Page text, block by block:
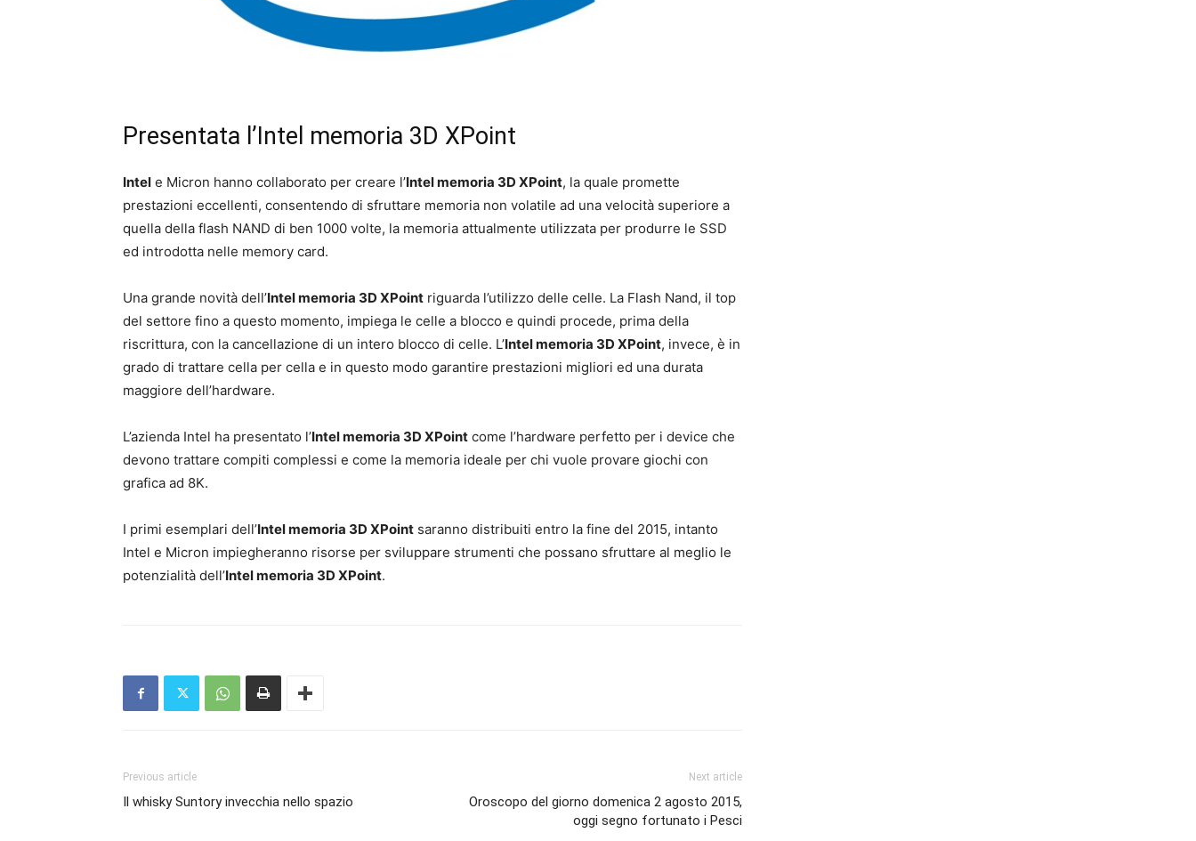
Presentata l’Intel memoria 3D XPoint
Intel e Micron hanno collaborato per creare l’Intel memoria 3D XPoint, la quale promette
prestazioni eccellenti, consentendo di sfruttare memoria non volatile ad una velocità superiore a
quella della flash NAND di ben 1000 volte, la memoria attualmente utilizzata per produrre le SSD
ed introdotta nelle memory card.
Una grande novità dell’Intel memoria 3D XPoint riguarda l’utilizzo delle celle. La Flash Nand, il top
del settore fino a questo momento, impiega le celle a blocco e quindi procede, prima della
riscrittura, con la cancellazione di un intero blocco di celle. L’Intel memoria 3D XPoint, invece, è in
grado di trattare cella per cella e in questo modo garantire prestazioni migliori ed una durata
maggiore dell’hardware.
L’azienda Intel ha presentato l’Intel memoria 3D XPoint come l’hardware perfetto per i device che
devono trattare compiti complessi e come la memoria ideale per chi vuole provare giochi con
grafica ad 8K.
I primi esemplari dell’Intel memoria 3D XPoint saranno distribuiti entro la fine del 2015, intanto
Intel e Micron impiegheranno risorse per sviluppare strumenti che possano sfruttare al meglio le
potenzialità dell’Intel memoria 3D XPoint.
Previous article
Il whisky Suntory invecchia nello spazio
Next article
Oroscopo del giorno domenica 2 agosto 2015,
oggi segno fortunato i Pesci